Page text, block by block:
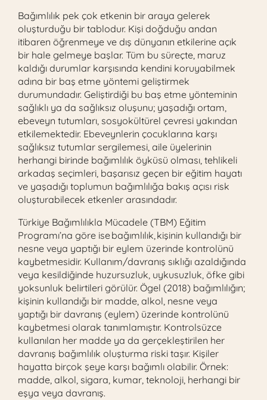
Bağımlılık pek çok etkenin bir araya gelerek
oluşturduğu bir tablodur. Kişi doğduğu andan
itibaren öğrenmeye ve dış dünyanın etkilerine açık
bir hale gelmeye başlar. Tüm bu süreçte, maruz
kaldığı durumlar karşısında kendini koruyabilmek
adına bir baş etme yöntemi geliştirmek
durumundadır. Geliştirdiği bu baş etme yönteminin
sağlıklı ya da sağlıksız oluşunu; yaşadığı ortam,
ebeveyn tutumları, sosyokültürel çevresi yakından
etkilemektedir. Ebeveynlerin çocuklarına karşı
sağlıksız tutumlar sergilemesi, aile üyelerinin
herhangi birinde bağımlılık öyküsü olması, tehlikeli
arkadaş seçimleri, başarısız geçen bir eğitim hayatı
ve yaşadığı toplumun bağımlılığa bakış açısı risk
oluşturabilecek etkenler arasındadır.
Türkiye Bağımlılıkla Mücadele (TBM) Eğitim
Programı’na göre ise bağımlılık, kişinin kullandığı bir
nesne veya yaptığı bir eylem üzerinde kontrolünü
kaybetmesidir. Kullanım/davranış sıklığı azaldığında
veya kesildiğinde huzursuzluk, uykusuzluk, öfke gibi
yoksunluk belirtileri görülür. Ögel (2018) bağımlılığın;
kişinin kullandığı bir madde, alkol, nesne veya
yaptığı bir davranış (eylem) üzerinde kontrolünü
kaybetmesi olarak tanımlamıştır. Kontrolsüzce
kullanılan her madde ya da gerçekleştirilen her
davranış bağımlılık oluşturma riski taşır. Kişiler
hayatta birçok şeye karşı bağımlı olabilir. Örnek:
madde, alkol, sigara, kumar, teknoloji, herhangi bir
eşya veya davranış.